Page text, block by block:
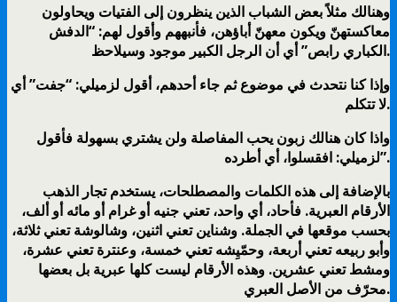
وهنالك مثلاً بعض الشباب الذين ينظرون إلى الفتيات ويحاولون
معاكستهنّ ويكون معهنّ أباؤهن، فأنبههم وأقول لهم: “الدفش
الكباري رابص” أي أن الرجل الكبير موجود وسيلاحظ.
وإذا كنا نتحدث في موضوع ثم جاء أحدهم، أقول لزميلي: “جفت” أي
لا تتكلم.
واذا كان هنالك زبون يحب المفاصلة ولن يشتري بسهولة فأقول
لزميلي: افقسلوا، أي أطرده”.
بالإضافة إلى هذه الكلمات والمصطلحات، يستخدم تجار الذهب
الأرقام العبرية. فأحاد، أي واحد، تعني جنيه أو غرام أو مائه أو ألف،
بحسب موقعها في الجملة. وشناين تعني اثنين، وشالوشة تعني ثلاثة،
وأبو ربيعه تعني أربعة، وحمّيِشه تعني خمسة، وعنترة تعني عشرة،
ومشط تعني عشرين. وهذه الأرقام ليست كلها عبرية بل بعضها
محرّف من الأصل العبري.